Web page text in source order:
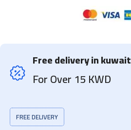
Free delivery in kuwait
For Over 15 KWD
FREE DELIVERY